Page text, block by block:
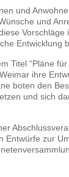
und
und
Entwicklung
Titel “Pläne
ihre
boten den
und sich
zur